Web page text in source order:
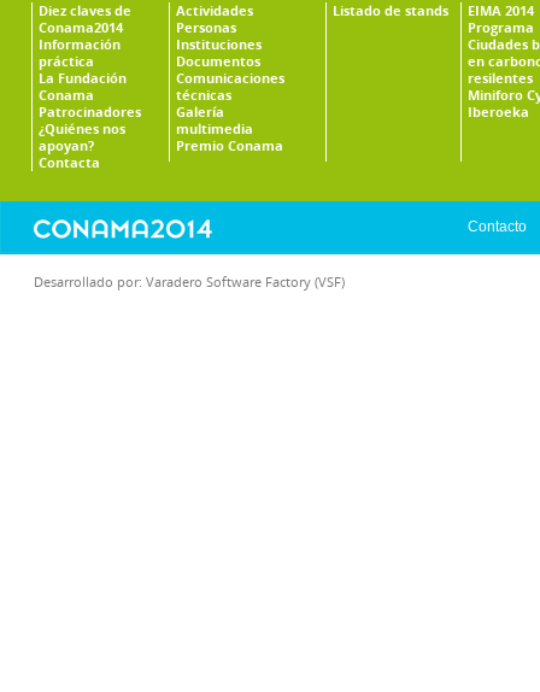
Diez claves de
Conama2014
Información
práctica
La Fundación
Conama
Patrocinadores
¿Quiénes nos
apoyan?
Contacta
Actividades
Personas
Instituciones
Documentos
Comunicaciones
técnicas
Galería
multimedia
Premio Conama
Listado de stands
EIMA 2014
Programa
Ciudades
en
resilentes
Miniforo
Iberoeka
Contacto
Desarrollado por: Varadero Software Factory (VSF)